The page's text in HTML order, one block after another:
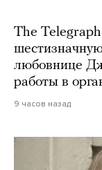
The
любовнице
работы в
9 часов назад